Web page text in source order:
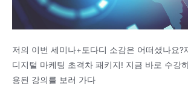
저의 이번 세미나+토다디 소감은 어떠셨나요?
디지털 마케팅 초격차 패키지! 지금 바로 수강
용된 강의를 보러 가다